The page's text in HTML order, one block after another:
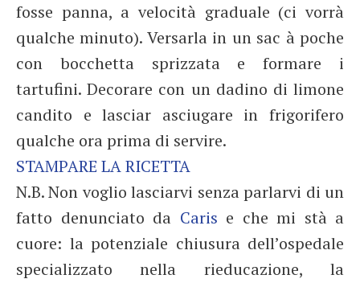
fosse panna, a velocità graduale (ci vorrà
qualche minuto). Versarla in un sac à poche
con bocchetta sprizzata e formare i
tartufini. Decorare con un dadino di limone
candito e lasciar asciugare in frigorifero
qualche ora prima di servire.
STAMPARE LA RICETTA
N.B. Non voglio lasciarvi senza parlarvi di un
fatto denunciato da Caris e che mi stà a
cuore: la potenziale chiusura dell’ospedale
specializzato nella rieducazione, la